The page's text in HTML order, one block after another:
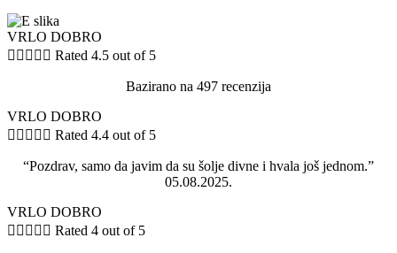
VRLO DOBRO
     Rated 4.5 out of 5
Bazirano na 497 recenzija
VRLO DOBRO
     Rated 4.4 out of 5
“Pozdrav, samo da javim da su šolje divne i hvala još jednom.”
05.08.2025.
VRLO DOBRO
     Rated 4 out of 5